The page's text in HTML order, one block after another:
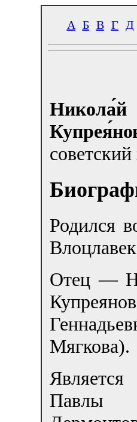
А Б В Г Д
Родился
Отец —
Мягкова).